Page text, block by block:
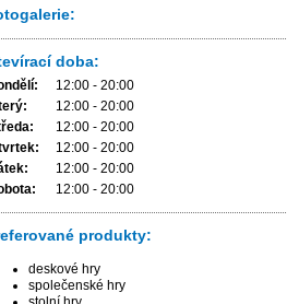
doba:
12:00 - 20:00
12:00 - 20:00
12:00 - 20:00
12:00 - 20:00
12:00 - 20:00
12:00 - 20:00
produkty:
deskové hry
společenské hry